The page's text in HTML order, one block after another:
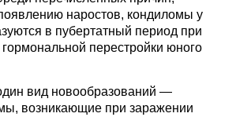
наростов, кондиломы у
в пубертатный период при
перестройки юного
вид новообразований —
возникающие при заражении